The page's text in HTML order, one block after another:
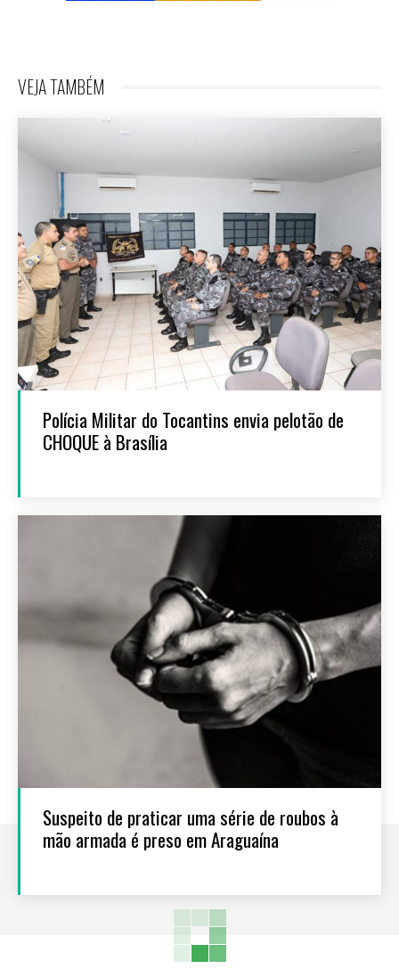
VEJA TAMBÉM
Polícia Militar do Tocantins envia pelotão de
CHOQUE à Brasília
Suspeito de praticar uma série de roubos à
mão armada é preso em Araguaína